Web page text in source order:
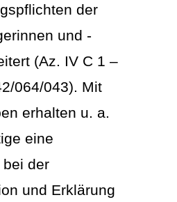
der
und -
(Az. IV C 1 –
064/043). Mit
erhalten u. a.
eine
der
und Erklärung